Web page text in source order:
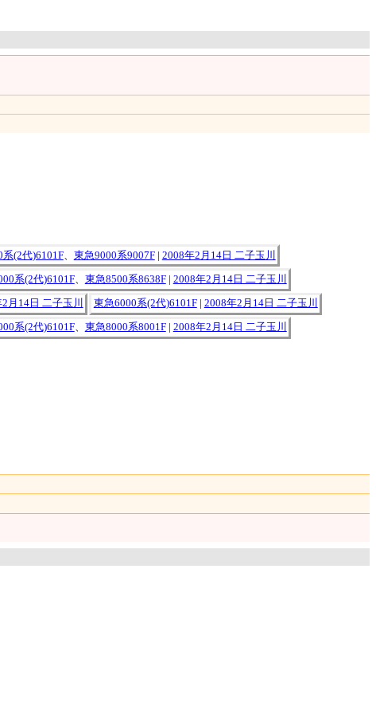
系(2代)6101F、 東急9000系9007F| 2008年2月14日 二子玉川
系(2代)6101F、 東急8500系8638F| 2008年2月14日 二子玉川
月14日 二子玉川 東急6000系(2代)6101F| 2008年2月14日 二子玉川
系(2代)6101F、 東急8000系8001F| 2008年2月14日 二子玉川